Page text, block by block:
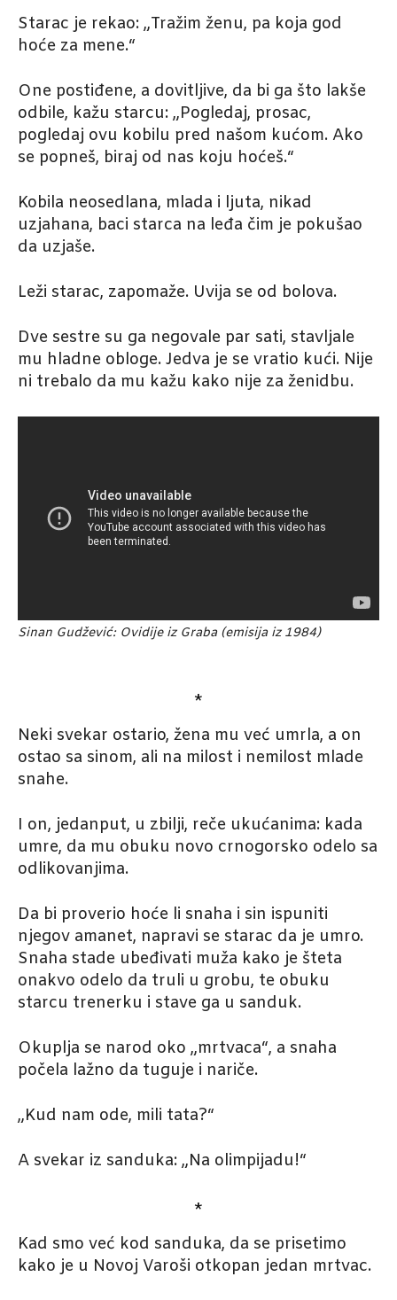
Starac je rekao: „Tražim ženu, pa koja god
hoće za mene.“
One postiđene, a dovitljive, da bi ga što lakše
odbile, kažu starcu: „Pogledaj, prosac,
pogledaj ovu kobilu pred našom kućom. Ako
se popneš, biraj od nas koju hoćeš.“
Kobila neosedlana, mlada i ljuta, nikad
uzjahana, baci starca na leđa čim je pokušao
da uzjaše.
Leži starac, zapomaže. Uvija se od bolova.
Dve sestre su ga negovale par sati, stavljale
mu hladne obloge. Jedva je se vratio kući. Nije
ni trebalo da mu kažu kako nije za ženidbu.
Sinan Gudžević: Ovidije iz Graba (emisija iz 1984)
*
Neki svekar ostario, žena mu već umrla, a on
ostao sa sinom, ali na milost i nemilost mlade
snahe.
I on, jedanput, u zbilji, reče ukućanima: kada
umre, da mu obuku novo crnogorsko odelo sa
odlikovanjima.
Da bi proverio hoće li snaha i sin ispuniti
njegov amanet, napravi se starac da je umro.
Snaha stade ubeđivati muža kako je šteta
onakvo odelo da truli u grobu, te obuku
starcu trenerku i stave ga u sanduk.
Okuplja se narod oko „mrtvaca“, a snaha
počela lažno da tuguje i nariče.
„Kud nam ode, mili tata?“
A svekar iz sanduka: „Na olimpijadu!“
*
Kad smo već kod sanduka, da se prisetimo
kako je u Novoj Varoši otkopan jedan mrtvac.